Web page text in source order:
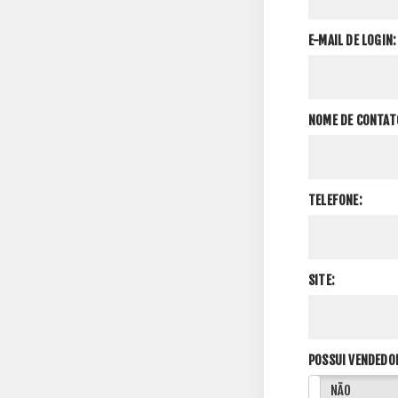
E-MAIL DE LOGIN:
NOME DE
TELEFONE:
SITE:
POSSUI
NÃO